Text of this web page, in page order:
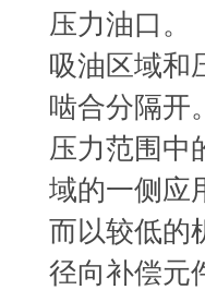
压力油口。
吸油区域和
啮合分隔开
压力范围中
域的一侧应
而以较低的
径向补偿元